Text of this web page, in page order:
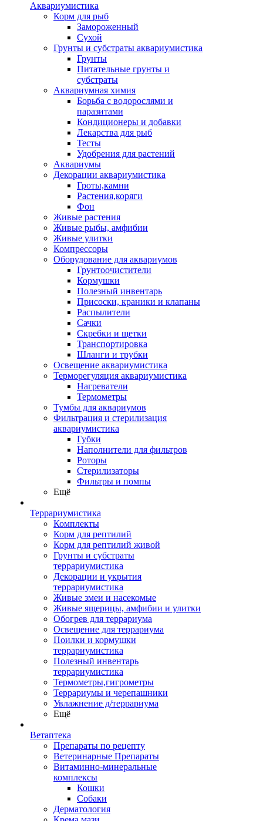
Аквариумистика
Корм для рыб
Замороженный
Сухой
Грунты и субстраты аквариумистика
Грунты
Питательные грунты и
субстраты
Аквариумная химия
Борьба с водорослями и
паразитами
Кондиционеры и добавки
Лекарства для рыб
Тесты
Удобрения для растений
Аквариумы
Декорации аквариумистика
Гроты,камни
Растения,коряги
Фон
Живые растения
Живые рыбы, амфибии
Живые улитки
Компрессоры
Оборудование для аквариумов
Грунтоочистители
Кормушки
Полезный инвентарь
Присоски, краники и клапаны
Распылители
Сачки
Скребки и щетки
Транспортировка
Шланги и трубки
Освещение аквариумистика
Терморегуляция аквариумистика
Нагреватели
Термометры
Тумбы для аквариумов
Фильтрация и стерилизация
аквариумистика
Губки
Наполнители для фильтров
Роторы
Стерилизаторы
Фильтры и помпы
Ещё
Террариумистика
Комплекты
Корм для рептилий
Корм для рептилий живой
Грунты и субстраты
террариумистика
Декорации и укрытия
террариумистика
Живые змеи и насекомые
Живые ящерицы, амфибии и улитки
Обогрев для террариума
Освещение для террариума
Поилки и кормушки
террариумистика
Полезный инвентарь
террариумистика
Термометры,гигрометры
Террариумы и черепашники
Увлажнение д/террариума
Ещё
Ветаптека
Препараты по рецепту
Ветеринарные Препараты
Витаминно-минеральные
комплексы
Кошки
Собаки
Дерматология